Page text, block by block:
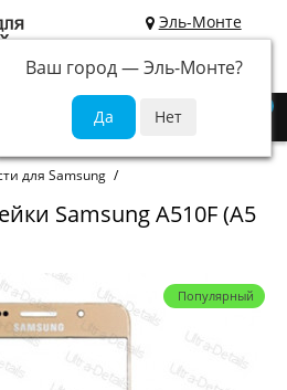
Эль-Монте
Ваш город —Эль-Монте?
для Samsung
Samsung A510F (A5
Популярный